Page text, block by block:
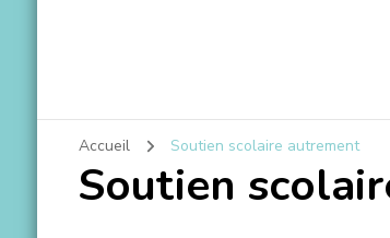
Accueil Soutien scolaire autrement
Soutien